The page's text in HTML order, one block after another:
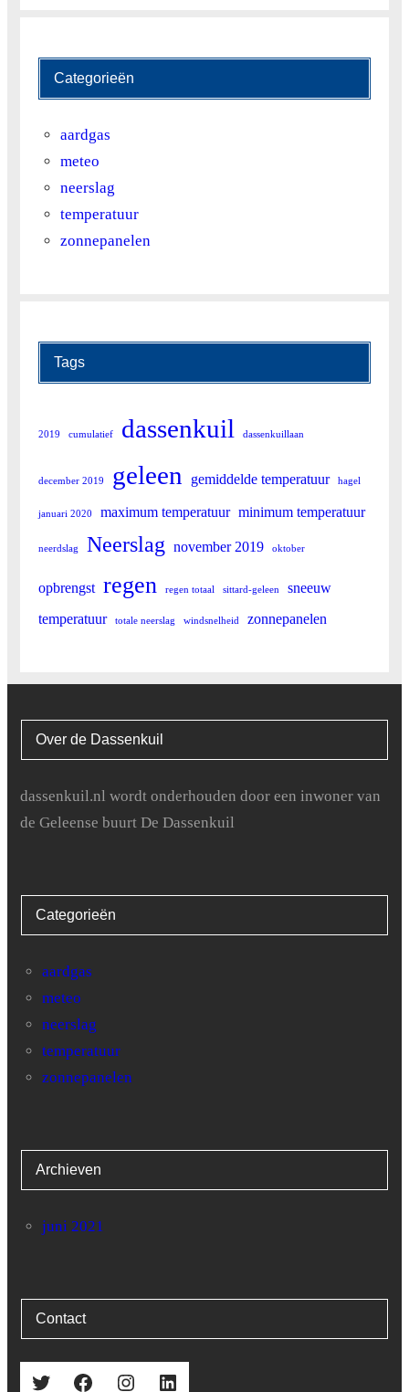
Categorieën
aardgas
meteo
neerslag
temperatuur
zonnepanelen
Tags
2019 cumulatief dassenkuil dassenkuillaan
december 2019 geleen gemiddelde temperatuur hagel
januari 2020 maximum temperatuur minimum temperatuur
neerdslag Neerslag november 2019 oktober
opbrengst regen regen totaal sittard-geleen
sneeuw
temperatuur
totale neerslag windsnelheid zonnepanelen
Over de Dassenkuil
dassenkuil.nl wordt onderhouden door een inwoner van
de Geleense buurt De Dassenkuil
Categorieën
aardgas
meteo
neerslag
temperatuur
zonnepanelen
Archieven
juni 2021
Contact
Twitter Facebook Instagram LinkedIn